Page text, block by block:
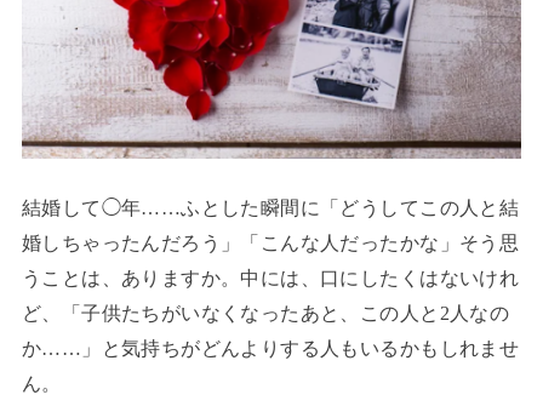
結婚して◯年……ふとした瞬間に「どうしてこの人と結
婚しちゃったんだろう」「こんな人だったかな」そう思
うことは、ありますか。中には、口にしたくはないけれ
ど、「子供たちがいなくなったあと、この人と2人なの
か……」と気持ちがどんよりする人もいるかもしれませ
ん。